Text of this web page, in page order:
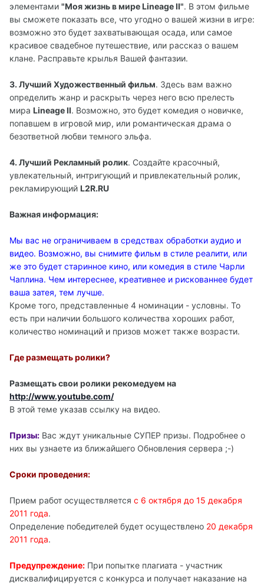
элементами "Моя жизнь в мире Lineage II". В этом фильме
вы сможете показать все, что угодно о вашей жизни в игре:
возможно это будет захватывающая осада, или самое
красивое свадебное путешествие, или рассказ о вашем
клане. Расправьте крылья Вашей фантазии.
3. Лучший Художественный фильм. Здесь вам важно
определить жанр и раскрыть через него всю прелесть
мира Lineage II. Возможно, это будет комедия о новичке,
попавшем в игровой мир, или романтическая драма о
безответной любви темного эльфа.
4. Лучший Рекламный ролик. Создайте красочный,
увлекательный, интригующий и привлекательный ролик,
рекламирующий L2R.RU
Важная информация:
Мы вас не ограничиваем в средствах обработки аудио и
видео. Возможно, вы снимите фильм в стиле реалити, или
же это будет старинное кино, или комедия в стиле Чарли
Чаплина. Чем интереснее, креативнее и рискованнее будет
ваша затея, тем лучше.
Кроме того, представленные 4 номинации - условны. То
есть при наличии большого количества хороших работ,
количество номинаций и призов может также возрасти.
Где размещать ролики?
Размещать свои ролики рекомедуем на
http://www.youtube.com/
В этой теме указав ссылку на видео.
Призы: Вас ждут уникальные СУПЕР призы. Подробнее о
них вы узнаете из ближайшего Обновления сервера ;-)
Сроки проведения:
Прием работ осуществляется с 6 октября до 15 декабря
2011 года.
Определение победителей будет осуществлено 20 декабря
2011 года.
Предупреждение: При попытке плагиата - участник
дисквалифицируется с конкурса и получает наказание на